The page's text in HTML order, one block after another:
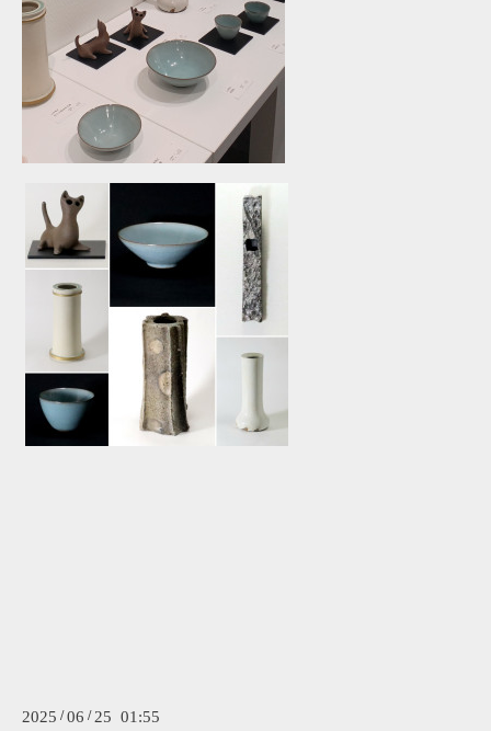
2025 /06 / 25 01:55